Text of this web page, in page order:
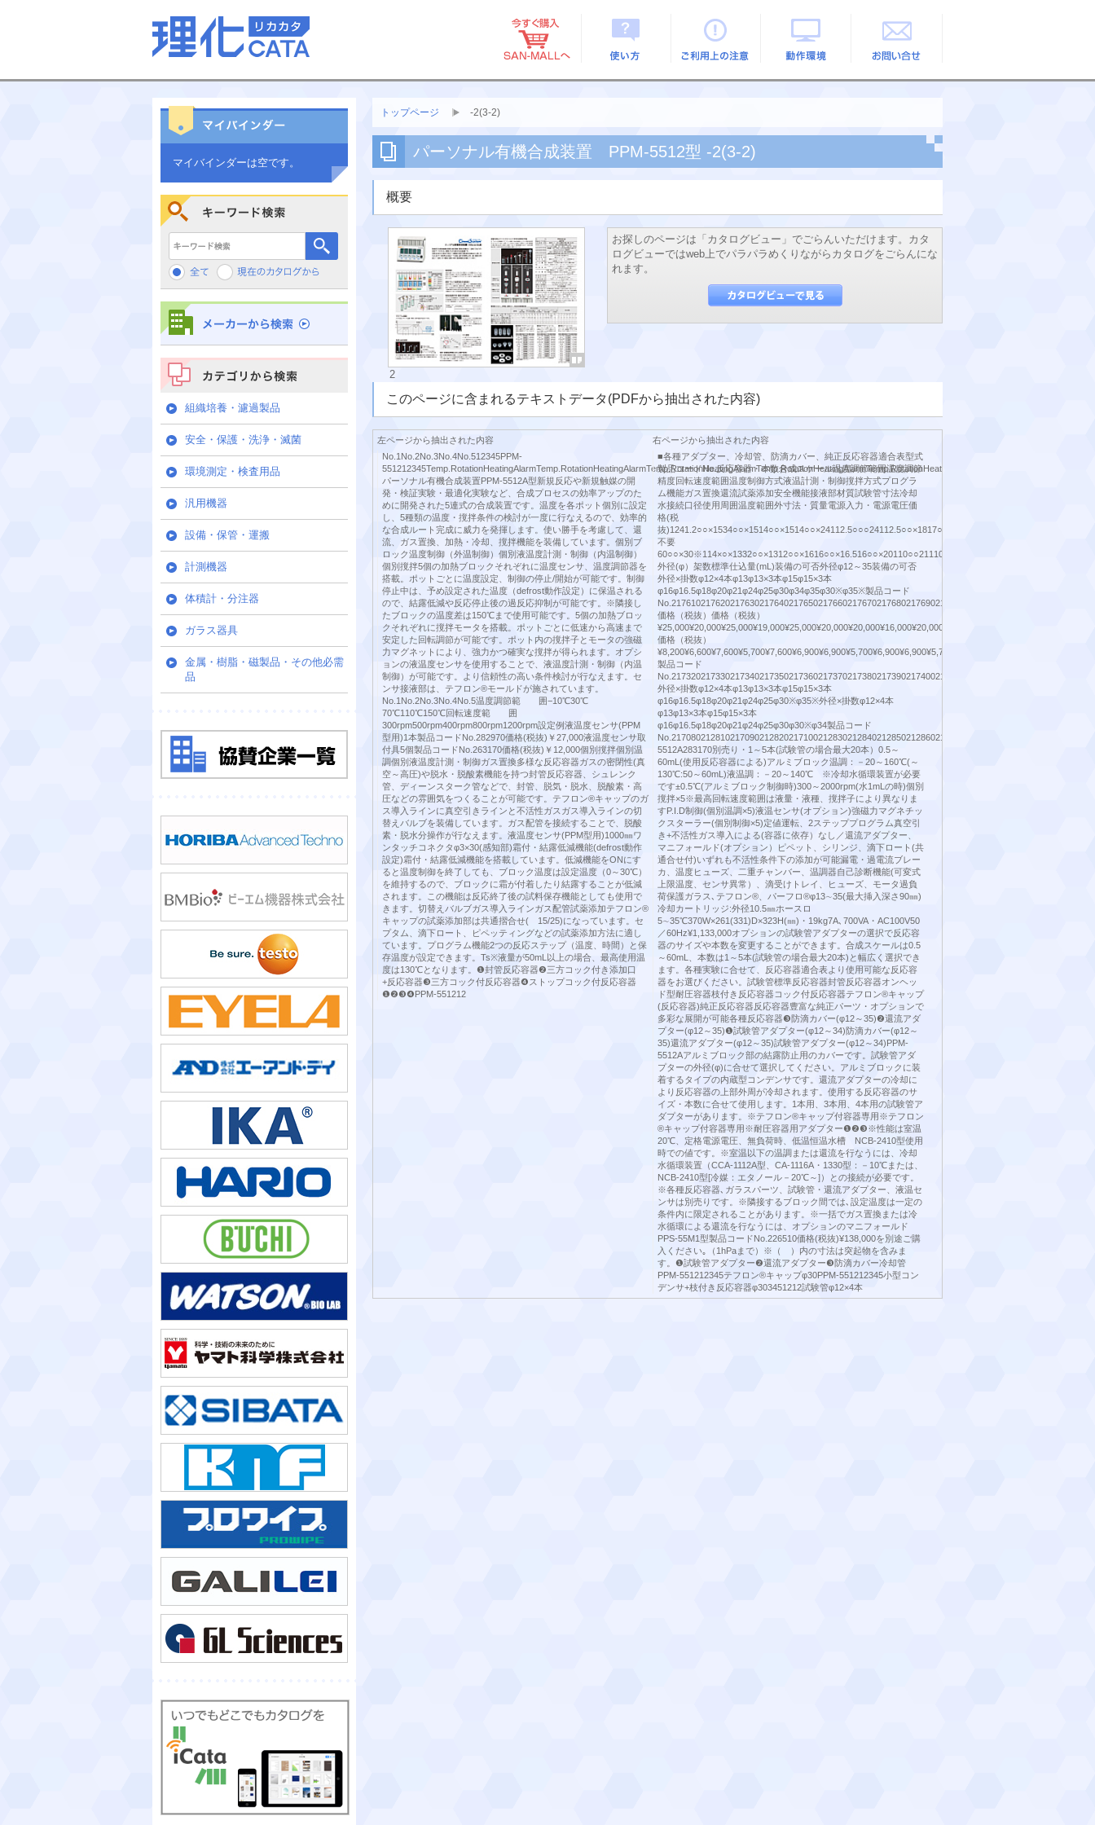
トップページ -2(3-2)
パーソナル有機合成装置 PPM-5512型 -2(3-2)
概要
2
お探しのページは「カタログビュー」でごらんいただけます。カタ
ログビューではweb上でパラパラめくりながらカタログをごらんにな
れます。
このページに含まれるテキストデータ(PDFから抽出された内容)
左ページから抽出された内容
No.1No.2No.3No.4No.512345PPM-
551212345Temp.RotationHeatingAlarmTemp.RotationHeatingAlarmTemp.RotationHeatingAlarmTemp.RotationHeatingAlarmTemp.RotationHeatingAlarmPowerOnOff
パーソナル有機合成装置PPM-5512A型新規反応や新規触媒の開
発・検証実験・最適化実験など、合成プロセスの効率アップのた
めに開発された5連式の合成装置です。温度を各ポット個別に設定
し、5種類の温度・撹拌条件の検討が一度に行なえるので、効率的
な合成ルート完成に威力を発揮します。使い勝手を考慮して、還
流、ガス置換、加熱・冷却、撹拌機能を装備しています。個別ブ
ロック温度制御（外温制御）個別液温度計測・制御（内温制御）
個別撹拌5個の加熱ブロックそれぞれに温度センサ、温度調節器を
搭載。ポットごとに温度設定、制御の停止/開始が可能です。制御
停止中は、予め設定された温度（defrost動作設定）に保温される
ので、結露低減や反応停止後の過反応抑制が可能です。※隣接し
たブロックの温度差は150℃まで使用可能です。5個の加熱ブロッ
クそれぞれに撹拌モータを搭載。ポットごとに低速から高速まで
安定した回転調節が可能です。ポット内の撹拌子とモータの強磁
力マグネットにより、強力かつ確実な撹拌が得られます。オプシ
ョンの液温度センサを使用することで、液温度計測・制御（内温
制御）が可能です。より信頼性の高い条件検討が行なえます。セ
ンサ接液部は、テフロン®モールドが施されています。
No.1No.2No.3No.4No.5温度調節範 囲−10℃30℃
70℃110℃150℃回転速度範 囲
300rpm500rpm400rpm800rpm1200rpm設定例液温度センサ(PPM
型用)1本製品コードNo.282970価格(税抜)￥27,000液温度センサ取
付具5個製品コードNo.263170価格(税抜)￥12,000個別撹拌個別温
調個別液温度計測・制御ガス置換多様な反応容器ガスの密閉性(真
空～高圧)や脱水・脱酸素機能を持つ封管反応容器、シュレンク
管、ディーンスターク管などで、封管、脱気・脱水、脱酸素・高
圧などの雰囲気をつくることが可能です。テフロン®キャップのガ
ス導入ラインに真空引きラインと不活性ガスガス導入ラインの切
替えバルブを装備しています。ガス配管を接続することで、脱酸
素・脱水分操作が行なえます。液温度センサ(PPM型用)1000㎜ワ
ンタッチコネクタφ3×30(感知部)霜付・結露低減機能(defrost動作
設定)霜付・結露低減機能を搭載しています。低減機能をONにす
ると温度制御を終了しても、ブロック温度は設定温度（0～30℃）
を維持するので、ブロックに霜が付着したり結露することが低減
されます。この機能は反応終了後の試料保存機能としても使用で
きます。切替えバルブガス導入ラインガス配管試薬添加テフロン®
キャップの試薬添加部は共通摺合せ( 15/25)になっています。セ
プタム、滴下ロート、ピペッティングなどの試薬添加方法に適し
ています。プログラム機能2つの反応ステップ（温度、時間）と保
存温度が設定できます。Ts※液量が50mL以上の場合、最高使用温
度は130℃となります。❶封管反応容器❷三方コック付き添加口
+反応容器❸三方コック付反応容器❹ストップコック付反応容器
❶❷❸❹PPM-551212
右ページから抽出された内容
■各種アダプター、冷却管、防滴カバー、純正反応容器適合表型式
製品コードNo.反応容器・本数合成スケール温度調節範囲温度調節
精度回転速度範囲温度制御方式液温計測・制御撹拌方式プログラ
ム機能ガス置換還流試薬添加安全機能接液部材質試験管寸法冷却
水接続口径使用周囲温度範囲外寸法・質量電源入力・電源電圧価
格(税
抜)1241.2○○×1534○○×1514○○×1514○○×24112.5○○○24112.5○○×1817○○○24112.5○○○30130×○○30130○○×35
不要
外径(φ）架数標準仕込量(mL)装備の可否外径φ12～35装備の可否
外径×掛数φ12×4本φ13φ13×3本φ15φ15×3本
φ16φ16.5φ18φ20φ21φ24φ25φ30φ34φ35φ30※φ35※製品コード
価格（税抜）価格（税抜）
価格（税抜）
製品コード
No.217320217330217340217350217360217370217380217390217400217410217420217430245900245910
外径×掛数φ12×4本φ13φ13×3本φ15φ15×3本
φ16φ16.5φ18φ20φ21φ24φ25φ30※φ35※外径×掛数φ12×4本
φ13φ13×3本φ15φ15×3本
φ16φ16.5φ18φ20φ21φ24φ25φ30φ30※φ34製品コード
5512A283170別売り・1～5本(試験管の場合最大20本）0.5～
60mL(使用反応容器による)アルミブロック温調：－20～160℃(～
130℃:50～60mL)液温調：－20～140℃ ※冷却水循環装置が必要
です±0.5℃(アルミブロック制御時)300～2000rpm(水1mLの時)個別
撹拌×5※最高回転速度範囲は液量・液種、撹拌子により異なりま
すP.I.D制御(個別温調×5)液温センサ(オプション)強磁力マグネチッ
クスターラー(個別制御×5)定値運転、2ステッププログラム真空引
き+不活性ガス導入による(容器に依存）なし／還流アダプター、
マニフォールド(オプション）ピペット、シリンジ、滴下ロート(共
通合せ付)いずれも不活性条件下の添加が可能漏電・過電流ブレー
カ、温度ヒューズ、二重チャンバー、温調器自己診断機能(可変式
上限温度、センサ異常）、滴受けトレイ、ヒューズ、モータ過負
荷保護ガラス､テフロン®、パーフロ®φ13∼35(最大挿入深さ90㎜)
冷却カートリッジ:外径10.5㎜ホースロ
5∼35℃370W×261(331)D×323H(㎜)・19kg7A､700VA・AC100V50
／60Hz¥1,133,000オプションの試験管アダプターの選択で反応容
器のサイズや本数を変更することができます。合成スケールは0.5
～60mL、本数は1～5本(試験管の場合最大20本)と幅広く選択でき
ます。各種実験に合せて、反応容器適合表より使用可能な反応容
器をお選びください。試験管標準反応容器封管反応容器オンヘッ
ド型耐圧容器枝付き反応容器コック付反応容器テフロン®キャップ
(反応容器)純正反応容器反応容器豊富な純正パーツ・オプションで
多彩な展開が可能各種反応容器❸防滴カバー(φ12～35)❷還流アダ
プター(φ12～35)❶試験管アダプター(φ12～34)防滴カバー(φ12～
35)還流アダプター(φ12～35)試験管アダプター(φ12～34)PPM-
5512Aアルミブロック部の結露防止用のカバーです。試験管アダ
プターの外径(φ)に合せて選択してください。アルミブロックに装
着するタイプの内蔵型コンデンサです。還流アダプターの冷却に
より反応容器の上部外周が冷却されます。使用する反応容器のサ
イズ・本数に合せて使用します。1本用、3本用、4本用の試験管ア
ダプターがあります。※テフロン®キャップ付容器専用※テフロン
®キャップ付容器専用※耐圧容器用アダプター❶❷❸※性能は室温
20℃、定格電源電圧、無負荷時、低温恒温水槽 NCB-2410型使用
時での値です。※室温以下の温調または還流を行なうには、冷却
水循環装置（CCA-1112A型、CA-1116A・1330型：－10℃または、
NCB-2410型[冷媒：エタノール－20℃～]）との接続が必要です。
※各種反応容器､ガラスパーツ、試験管・還流アダプター、液温セ
ンサは別売りです。※隣接するブロック間では､設定温度は一定の
条件内に限定されることがあります。※一括でガス置換または冷
水循環による還流を行なうには、オプションのマニフォールド
PPS-55M1型製品コードNo.226510価格(税抜)¥138,000を別途ご購
入ください｡（1hPaまで）※（ ）内の寸法は突起物を含みま
す。❶試験管アダプター❷還流アダプター❸防滴カバー冷却管
PPM-551212345テフロン®キャップφ30PPM-551212345小型コン
デンサ+枝付き反応容器φ303451212試験管φ12×4本
マイバインダーは空です。
キーワード検索
カテゴリから検索
組織培養・濾過製品
安全・保護・洗浄・滅菌
環境測定・検査用品
汎用機器
設備・保管・運搬
計測機器
体積計・分注器
ガラス器具
金属・樹脂・磁製品・その他必需
品